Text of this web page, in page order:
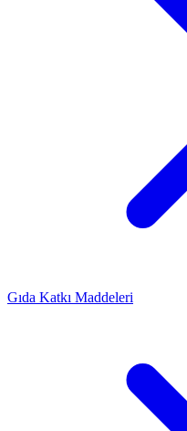
Gıda Katkı Maddeleri